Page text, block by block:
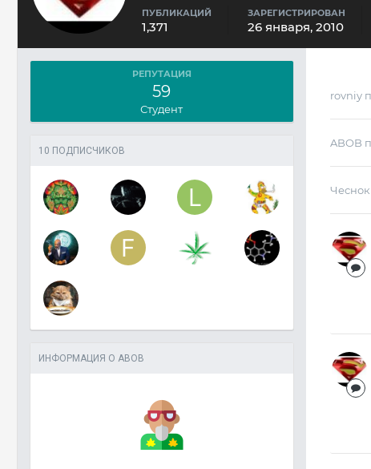
ПУБЛИКАЦИЙ
1,371
ЗАРЕГИСТРИРОВАН
26 января, 2010
РЕПУТАЦИЯ
59
Студент
10 ПОДПИСЧИКОВ
ИНФОРМАЦИЯ О ABOB
rovniy
ABOB
Чеснок